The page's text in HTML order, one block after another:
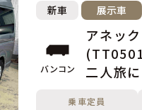
新車 展示車
バンコン
アネッ
二人旅
乗車定員